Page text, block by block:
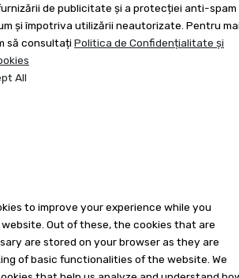
de publicitate și a protecției anti-spam
și împotriva utilizării neautorizate. Pentru
să consultați Politica de Confidențialitate și
All
to improve your experience while you
Out of these, the cookies that are
are stored on your browser as they are
of basic functionalities of the website. We